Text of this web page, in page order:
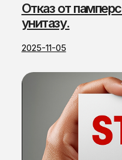
Отказ от
унитазу.
2025-11-05